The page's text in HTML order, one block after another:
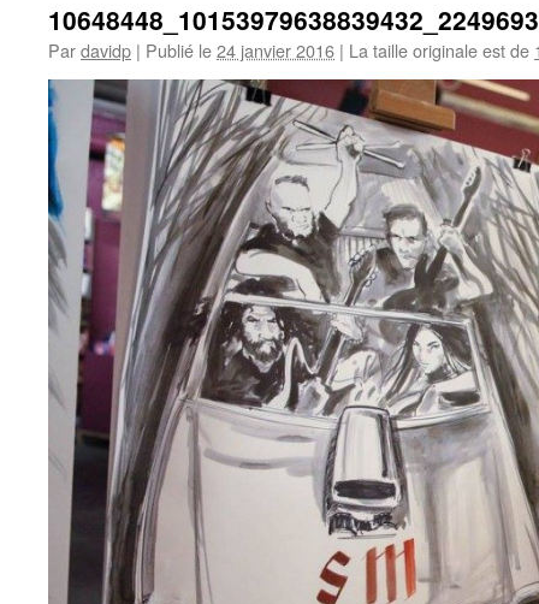
Pardavidp | Publié le24 janvier 2016 | La taille originale est de